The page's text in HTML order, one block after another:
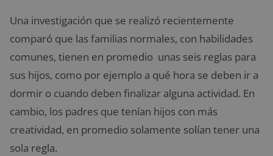
Una investigación que se realizó recientemente
comparó que las familias normales, con habilidades
comunes, tienen en promedio unas seis reglas para
sus hijos, como por ejemplo a qué hora se deben ir a
dormir o cuando deben finalizar alguna actividad. En
cambio, los padres que tenían hijos con más
creatividad, en promedio solamente solían tener una
sola regla.